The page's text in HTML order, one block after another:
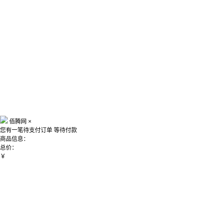
佰腾网 ×
您有一笔待支付订单 等待付款
商品信息：
总价：
￥